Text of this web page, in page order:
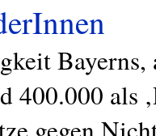
400.000 als